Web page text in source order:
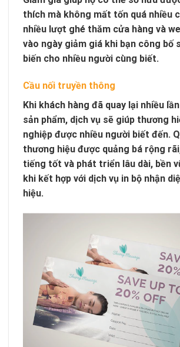
thích mà không mất tốn quá nhiều
nhiều lượt ghé thăm cửa hàng và
vào ngày giảm giá khi bạn công bố
biến cho nhiều người cùng biết.
Cầu nối truyền thông
Khi khách hàng đã quay lại nhiều
sản phẩm, dịch vụ sẽ giúp thương
nghiệp được nhiều người biết đến.
thương hiệu được quảng bá rộng
tiếng tốt và phát triển lâu dài, bền
khi kết hợp với dịch vụ in bộ nhận
hiệu.